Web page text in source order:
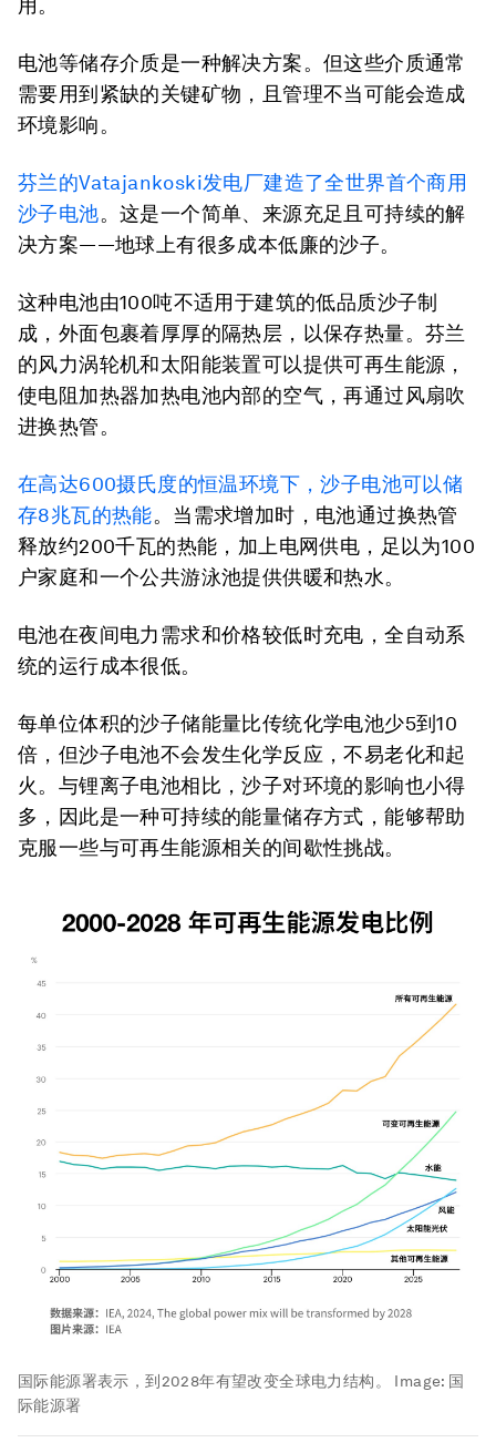
用。
电池等储存介质是一种解决方案。但这些介质通常
需要用到紧缺的关键矿物，且管理不当可能会造成
环境影响。
芬兰的Vatajankoski发电厂建造了全世界首个商用
沙子电池。这是一个简单、来源充足且可持续的解
决方案——地球上有很多成本低廉的沙子。
这种电池由100吨不适用于建筑的低品质沙子制
成，外面包裹着厚厚的隔热层，以保存热量。芬兰
的风力涡轮机和太阳能装置可以提供可再生能源，
使电阻加热器加热电池内部的空气，再通过风扇吹
进换热管。
在高达600摄氏度的恒温环境下，沙子电池可以储
存8兆瓦的热能。当需求增加时，电池通过换热管
释放约200千瓦的热能，加上电网供电，足以为100
户家庭和一个公共游泳池提供供暖和热水。
电池在夜间电力需求和价格较低时充电，全自动系
统的运行成本很低。
每单位体积的沙子储能量比传统化学电池少5到10
倍，但沙子电池不会发生化学反应，不易老化和起
火。与锂离子电池相比，沙子对环境的影响也小得
多，因此是一种可持续的能量储存方式，能够帮助
克服一些与可再生能源相关的间歇性挑战。
国际能源署表示，到2028年有望改变全球电力结构。 Image: 国
际能源署